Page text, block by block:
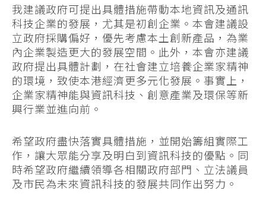
我建議政府可提出具體措施帶動本地資訊及通訊
科技企業的發展，尤其是初創企業。本會建議設
立政府採購偏好，優先考慮本土創新產品，為業
內企業製造更大的發展空間。此外，本會亦建議
政府提出具體計劃，在社會建立培養企業家精神
的環境，致使本港經濟更多元化發展。事實上，
企業家精神能與資訊科技、創意產業及環保等新
興行業並進向前。
希望政府盡快落實具體措施，並開始籌組實際工
作，讓大眾能分享及明白到資訊科技的優點。同
時希望政府繼續領導各相關政府部門、立法議員
及市民為未來資訊科技的發展共同作出努力。